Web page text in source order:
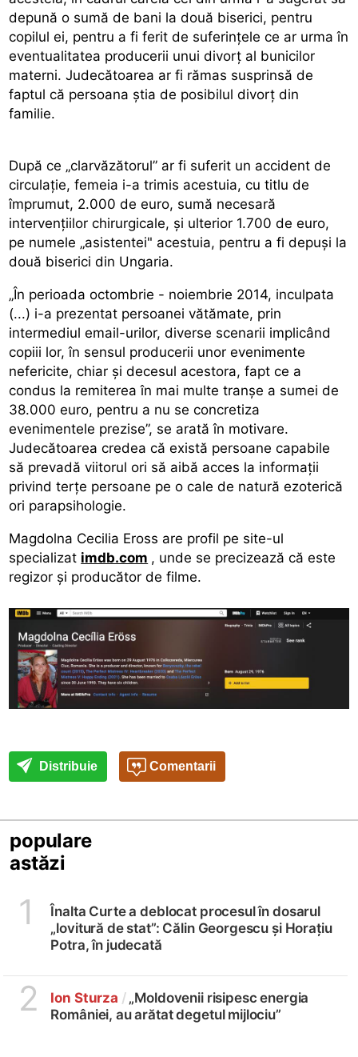
depună o sumă de bani la două biserici, pentru
copilul ei, pentru a fi ferit de suferinţele ce ar urma în
eventualitatea producerii unui divorţ al bunicilor
materni. Judecătoarea ar fi rămas susprinsă de
faptul că persoana știa de posibilul divorț din
familie.
După ce „clarvăzătorul” ar fi suferit un accident de
circulaţie, femeia i-a trimis acestuia, cu titlu de
împrumut, 2.000 de euro, sumă necesară
intervenţiilor chirurgicale, şi ulterior 1.700 de euro,
pe numele „asistentei" acestuia, pentru a fi depuşi la
două biserici din Ungaria.
„În perioada octombrie - noiembrie 2014, inculpata
(...) i-a prezentat persoanei vătămate, prin
intermediul email-urilor, diverse scenarii implicând
copiii lor, în sensul producerii unor evenimente
nefericite, chiar şi decesul acestora, fapt ce a
condus la remiterea în mai multe tranşe a sumei de
38.000 euro, pentru a nu se concretiza
evenimentele prezise”, se arată în motivare.
Judecătoarea credea că există persoane capabile
să prevadă viitorul ori să aibă acces la informaţii
privind terţe persoane pe o cale de natură ezoterică
ori parapsihologie.
Magdolna Cecilia Eross are profil pe site-ul
specializat imdb.com , unde se precizează că este
regizor şi producător de filme.
Distribuie Comentarii
populare
astăzi
1
Înalta Curte a deblocat procesul în dosarul
„lovitură de stat”: Călin Georgescu și Horațiu
Potra, în judecată
2 Ion Sturza /„Moldovenii risipesc energia
României, au arătat degetul mijlociu”